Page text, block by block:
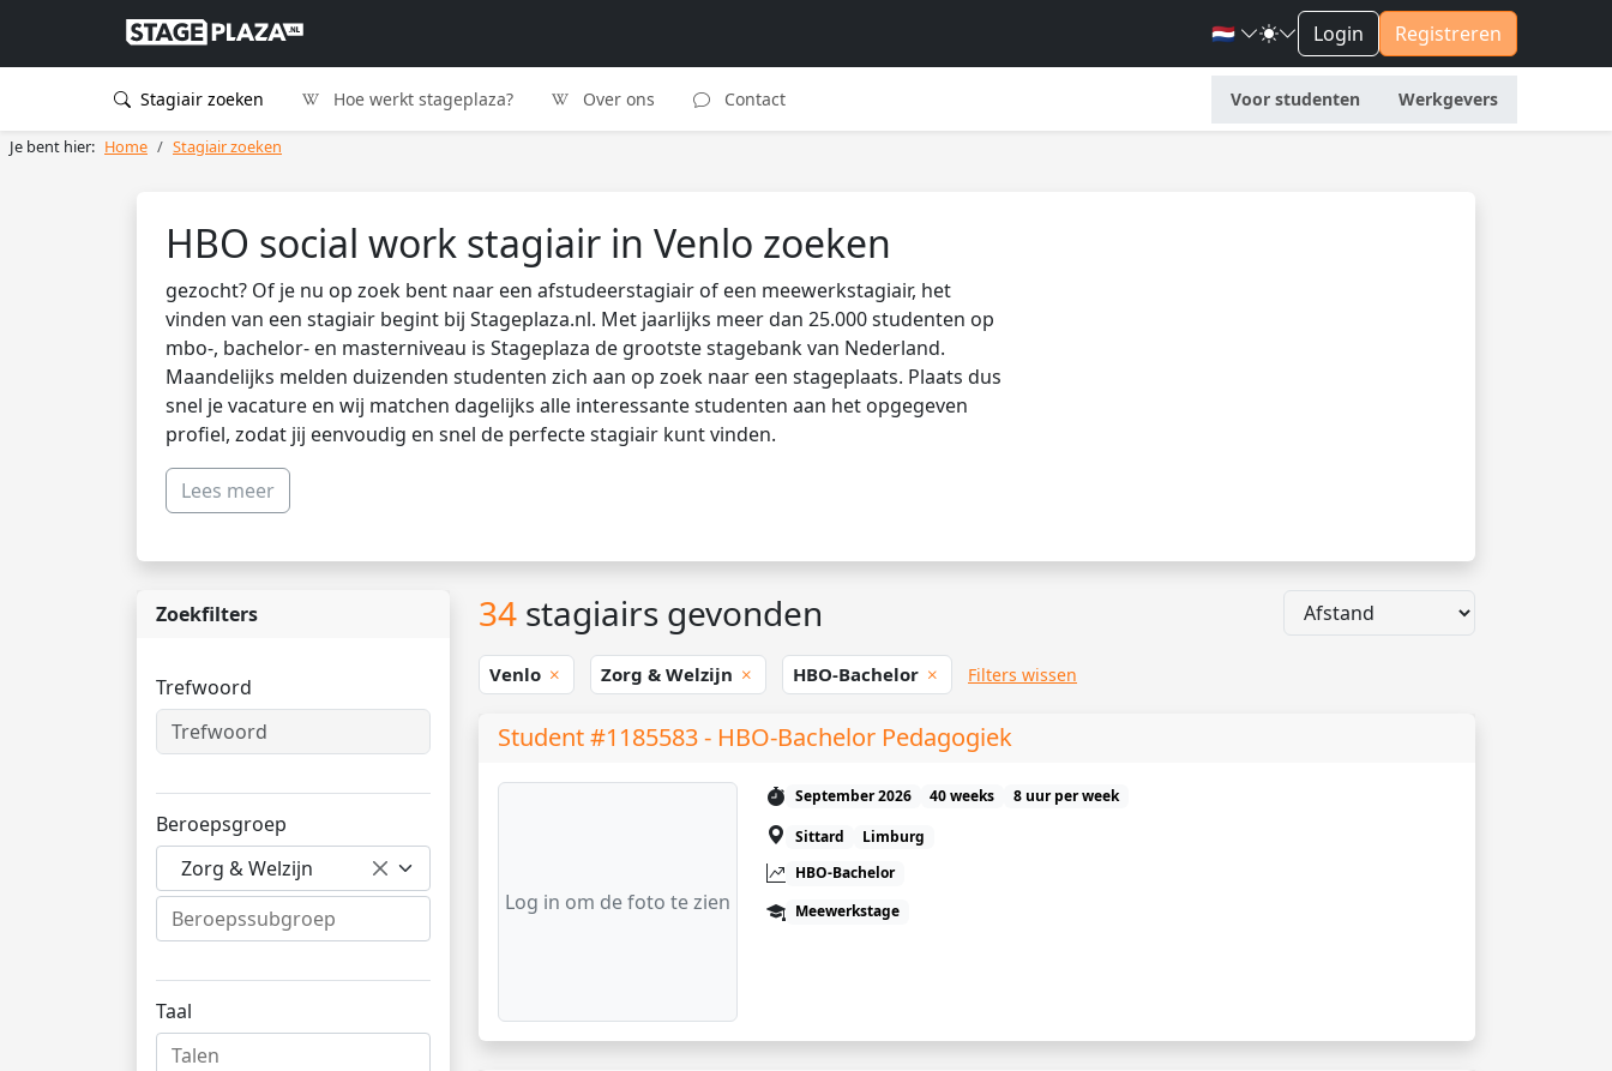
🇳🇱 Login Registreren
Stagiair zoeken Hoe werkt stageplaza? Over ons Contact Voor studenten Werkgevers
Je bent hier: Home Stagiair zoeken
HBO social work stagiair in Venlo zoeken
gezocht? Of je nu op zoek bent naar een afstudeerstagiair of een meewerkstagiair, het
vinden van een stagiair begint bij Stageplaza.nl. Met jaarlijks meer dan 25.000 studenten op
mbo-, bachelor- en masterniveau is Stageplaza de grootste stagebank van Nederland.
Maandelijks melden duizenden studenten zich aan op zoek naar een stageplaats. Plaats dus
snel je vacature en wij matchen dagelijks alle interessante studenten aan het opgegeven
profiel, zodat jij eenvoudig en snel de perfecte stagiair kunt vinden.
Lees meer
Zoekfilters
Trefwoord
Beroepsgroep
Zorg & Welzijn
Taal
34 stagiairs gevonden
Venlo Zorg & Welzijn HBO-Bachelor Filters wissen
Student #1185583 - HBO-Bachelor Pedagogiek
Log in om de foto te zien
September 2026 40 weeks
8 uur per week
Sittard
Limburg
HBO-Bachelor
Meewerkstage